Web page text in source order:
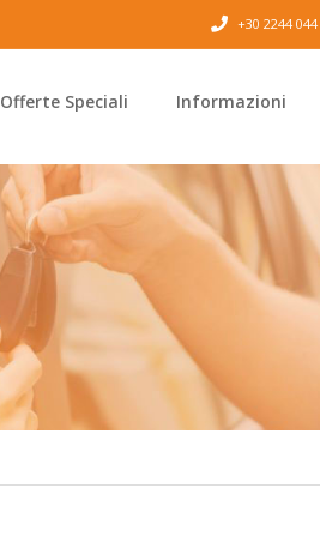
+30 2244 044
Offerte Speciali Informazioni